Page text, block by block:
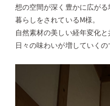
想の空間が深く豊かに広が
暮らしをされているM様。
自然素材の美しい経年変化
日々の味わいが増していくの